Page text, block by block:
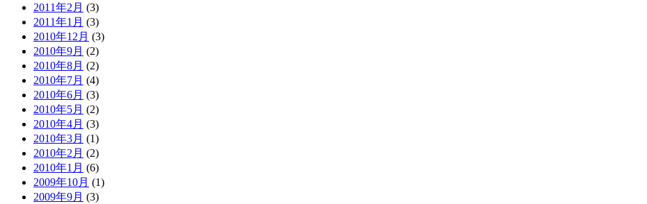
2011年2月 (3)
2011年1月 (3)
2010年12月 (3)
2010年9月 (2)
2010年8月 (2)
2010年7月 (4)
2010年6月 (3)
2010年5月 (2)
2010年4月 (3)
2010年3月 (1)
2010年2月 (2)
2010年1月 (6)
2009年10月 (1)
2009年9月 (3)